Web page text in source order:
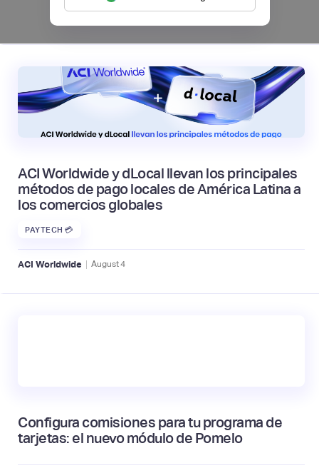
ACI Worldwide y dLocal llevan los principales
métodos de pago locales de América Latina a
los comercios globales
PAYTECH 💳
ACI Worldwide | August4
Configura comisiones para tu programa de
tarjetas: el nuevo módulo de Pomelo